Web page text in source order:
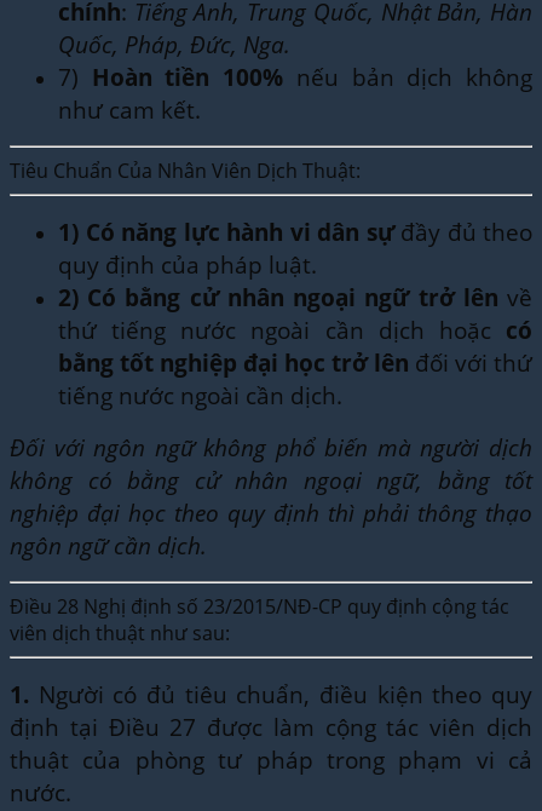
chính: Tiếng Anh, Trung Quốc, Nhật Bản, Hàn
Quốc, Pháp, Đức, Nga.
7) Hoàn tiền 100% nếu bản dịch không
như cam kết.
Tiêu Chuẩn Của Nhân Viên Dịch Thuật:
1) Có năng lực hành vi dân sựđầy đủ theo
quy định của pháp luật.
2) Có bằng cử nhân ngoại ngữ trở lên về
thứ tiếng nước ngoài cần dịch hoặc có
bằng tốt nghiệp đại học trở lên đối với thứ
tiếng nước ngoài cần dịch.
Đối với ngôn ngữ không phổ biến mà người dịch
không có bằng cử nhân ngoại ngữ, bằng tốt
nghiệp đại học theo quy định thì phải thông thạo
ngôn ngữ cần dịch.
Điều 28 Nghị định số 23/2015/NĐ-CP quy định cộng tác
viên dịch thuật như sau:
1. Người có đủ tiêu chuẩn, điều kiện theo quy
định tại Điều 27 được làm cộng tác viên dịch
thuật của phòng tư pháp trong phạm vi cả
nước.